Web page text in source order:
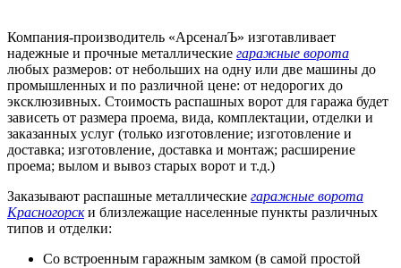
Компания-производитель «АрсеналЪ» изготавливает
надежные и прочные металлические гаражные ворота
любых размеров: от небольших на одну или две машины до
промышленных и по различной цене: от недорогих до
эксклюзивных. Стоимость распашных ворот для гаража будет
зависеть от размера проема, вида, комплектации, отделки и
заказанных услуг (только изготовление; изготовление и
доставка; изготовление, доставка и монтаж; расширение
проема; вылом и вывоз старых ворот и т.д.)
Заказывают распашные металлические гаражные ворота
Красногорски близлежащие населенные пункты различных
типов и отделки:
Со встроенным гаражным замком (в самой простой